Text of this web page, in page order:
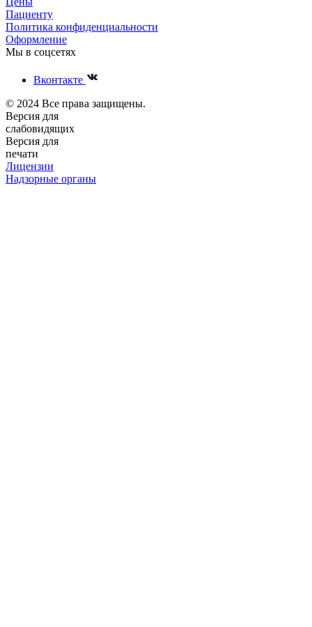
Пациенту
Политика конфиденциальности
Оформление
Мы в соцсетях
Вконтакте
© 2024 Все права защищены.
Версия для
слабовидящих
Версия для
печати
Лицензии
Надзорные органы